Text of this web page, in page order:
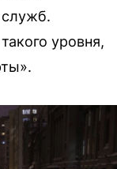
уровня,